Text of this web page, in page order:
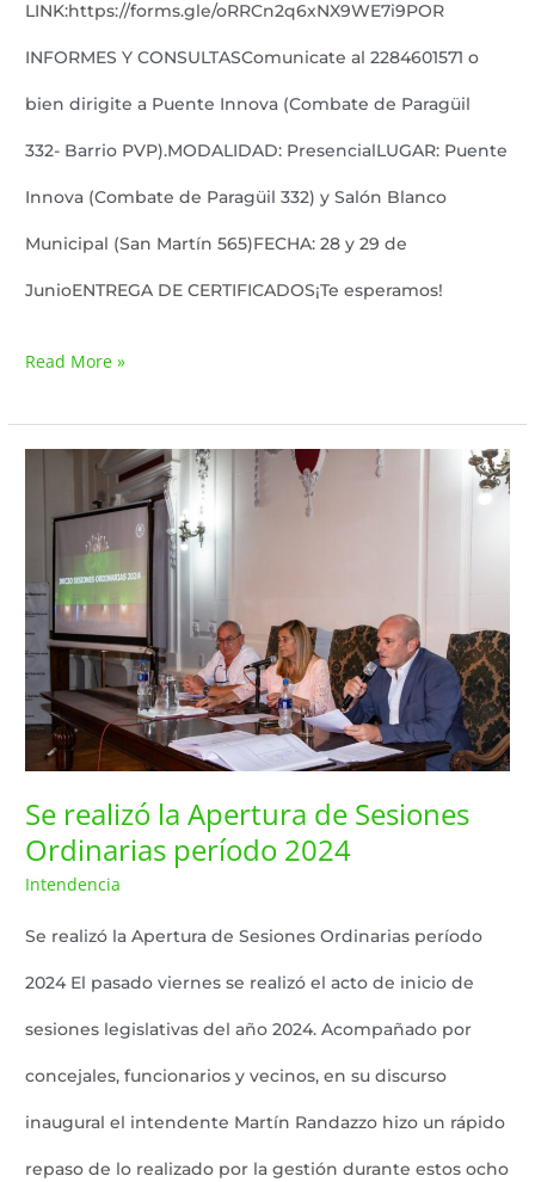
LINK:https://forms.gle/oRRCn2q6xNX9WE7i9POR
INFORMES Y CONSULTASComunicate al 2284601571 o
bien dirigite a Puente Innova (Combate de Paragüil
332- Barrio PVP).MODALIDAD: PresencialLUGAR: Puente
Innova (Combate de Paragüil 332) y Salón Blanco
Municipal (San Martín 565)FECHA: 28 y 29 de
JunioENTREGA DE CERTIFICADOS¡Te esperamos!
Read More »
Se realizó la Apertura de Sesiones
Ordinarias período 2024
Intendencia
Se realizó la Apertura de Sesiones Ordinarias período
2024 El pasado viernes se realizó el acto de inicio de
sesiones legislativas del año 2024. Acompañado por
concejales, funcionarios y vecinos, en su discurso
inaugural el intendente Martín Randazzo hizo un rápido
repaso de lo realizado por la gestión durante estos ocho
realizó
Apertura
de
Sesiones
Ordinarias
2024